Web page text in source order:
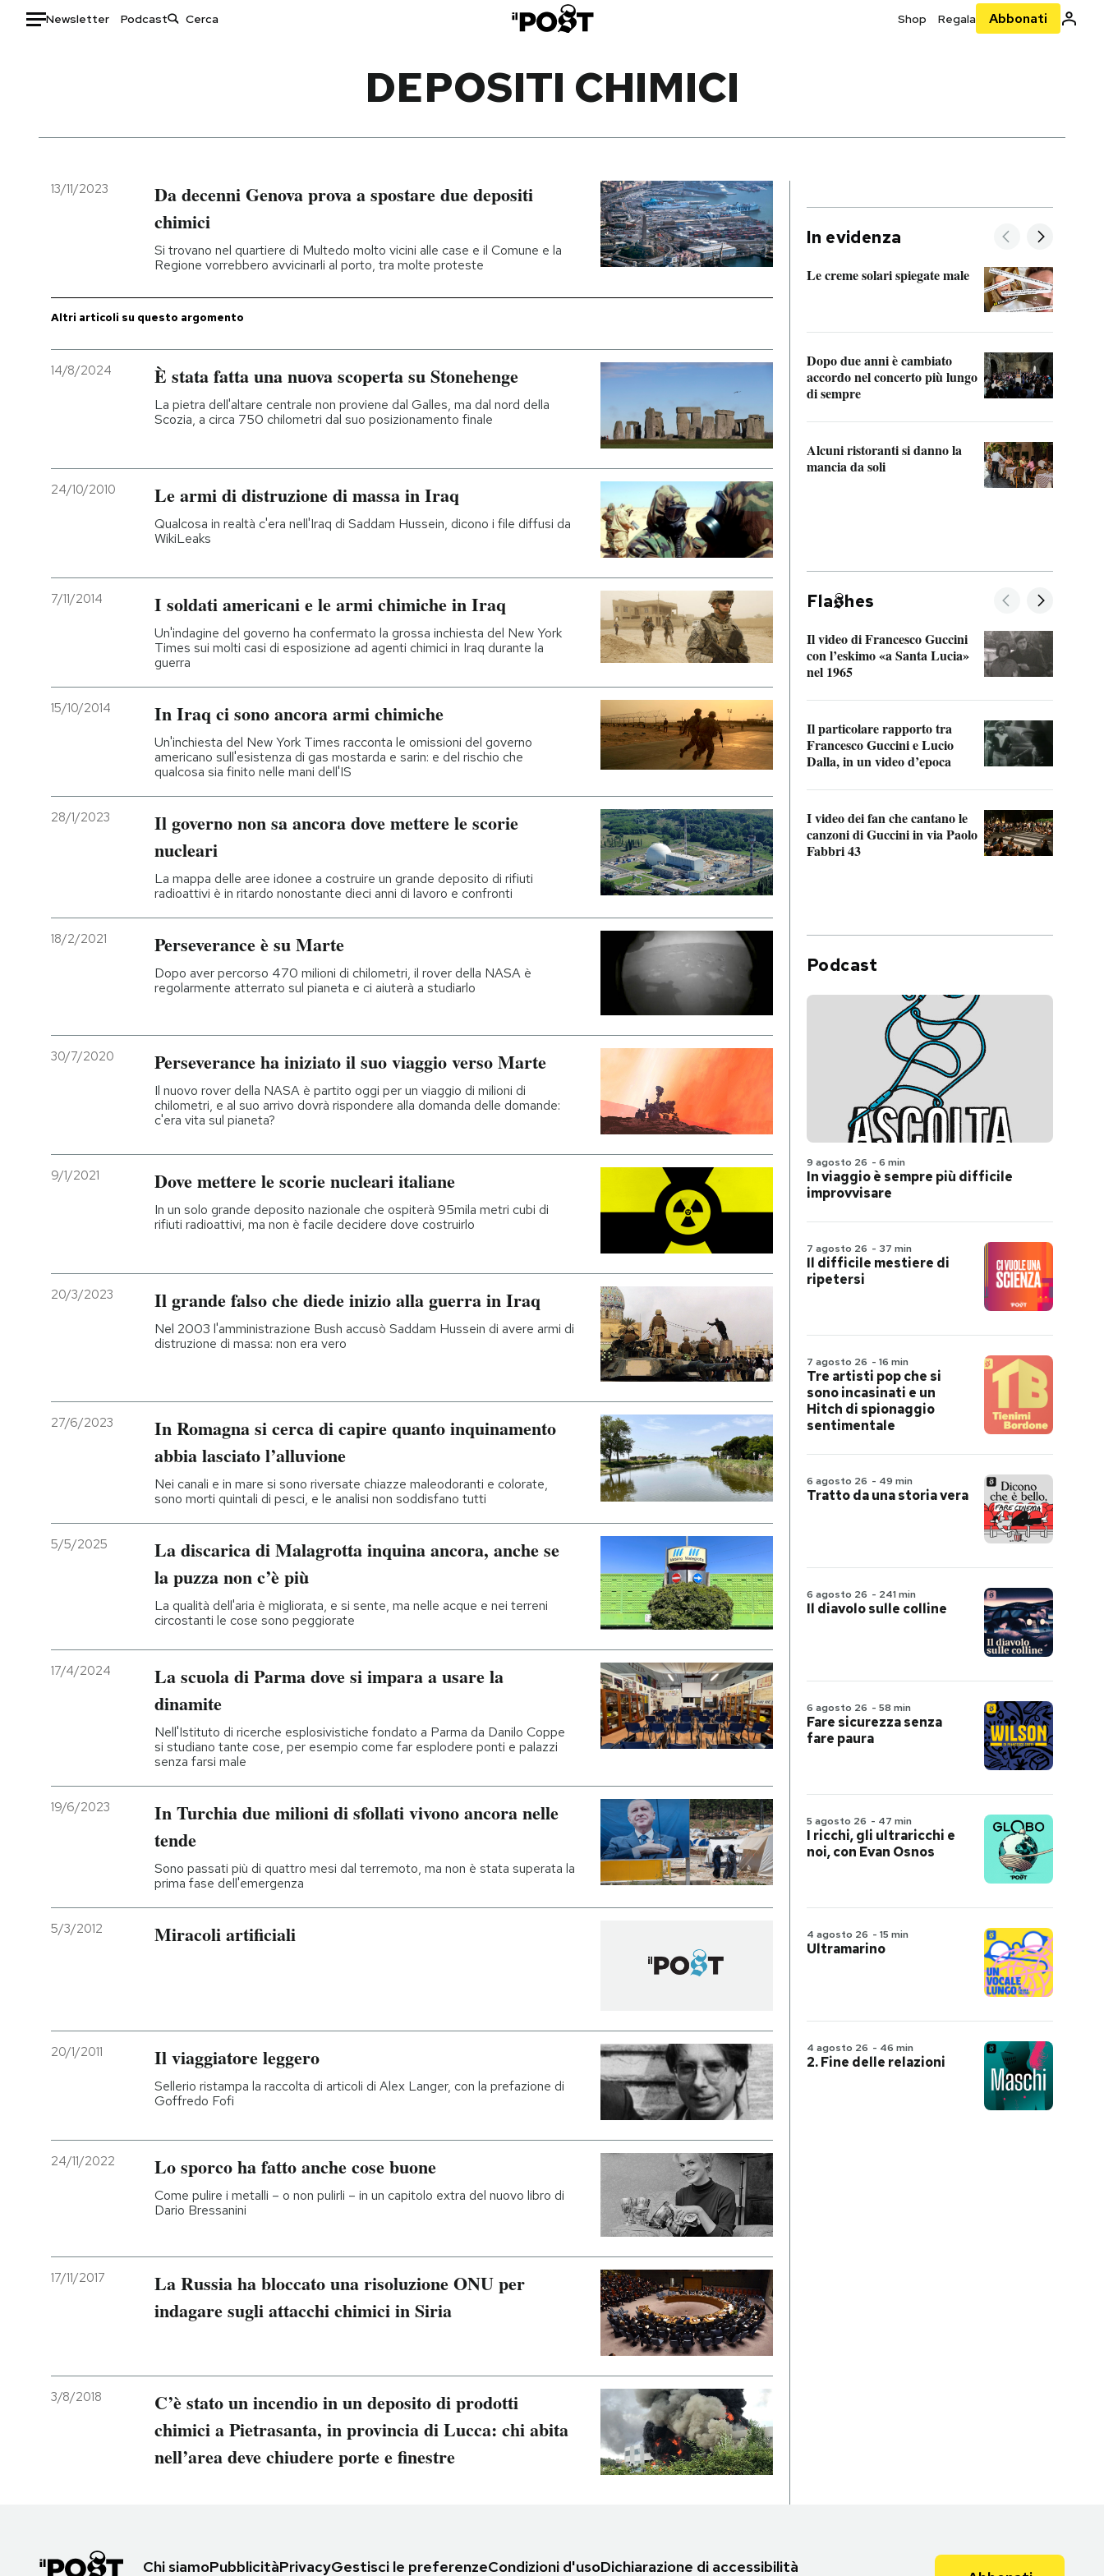
Newsletter Podcast Shop Regala Abbonati
Italia
Politica
Moda
Ok Boomer!
Media
AREA PERSONALE
Entra
DEPOSITI CHIMICI
13/11/2023
Da decenni Genova prova a spostare due depositi
chimici
Si trovano nel quartiere di Multedo molto vicini alle case e il Comune e la
Regione vorrebbero avvicinarli al porto, tra molte proteste
Altri articoli su questo argomento
14/8/2024 È stata fatta una nuova scoperta su Stonehenge
La pietra dell'altare centrale non proviene dal Galles, ma dal nord della
Scozia, a circa 750 chilometri dal suo posizionamento finale
24/10/2010 Le armi di distruzione di massa in Iraq
Qualcosa in realtà c'era nell'Iraq di Saddam Hussein, dicono i file diffusi da
WikiLeaks
7/11/2014 I soldati americani e le armi chimiche in Iraq
Un'indagine del governo ha confermato la grossa inchiesta del New York
Times sui molti casi di esposizione ad agenti chimici in Iraq durante la
guerra
15/10/2014 In Iraq ci sono ancora armi chimiche
Un'inchiesta del New York Times racconta le omissioni del governo
americano sull'esistenza di gas mostarda e sarin: e del rischio che
qualcosa sia finito nelle mani dell'IS
28/1/2023
Il governo non sa ancora dove mettere le scorie
nucleari
La mappa delle aree idonee a costruire un grande deposito di rifiuti
radioattivi è in ritardo nonostante dieci anni di lavoro e confronti
18/2/2021 Perseverance è su Marte
Dopo aver percorso 470 milioni di chilometri, il rover della NASA è
regolarmente atterrato sul pianeta e ci aiuterà a studiarlo
30/7/2020 Perseverance ha iniziato il suo viaggio verso Marte
Il nuovo rover della NASA è partito oggi per un viaggio di milioni di
chilometri, e al suo arrivo dovrà rispondere alla domanda delle domande:
c'era vita sul pianeta?
9/1/2021 Dove mettere le scorie nucleari italiane
In un solo grande deposito nazionale che ospiterà 95mila metri cubi di
rifiuti radioattivi, ma non è facile decidere dove costruirlo
20/3/2023 Il grande falso che diede inizio alla guerra in Iraq
Nel 2003 l'amministrazione Bush accusò Saddam Hussein di avere armi di
distruzione di massa: non era vero
27/6/2023
In Romagna si cerca di capire quanto inquinamento
abbia lasciato l’alluvione
Nei canali e in mare si sono riversate chiazze maleodoranti e colorate,
sono morti quintali di pesci, e le analisi non soddisfano tutti
5/5/2025
La discarica di Malagrotta inquina ancora, anche se
la puzza non c’è più
La qualità dell'aria è migliorata, e si sente, ma nelle acque e nei terreni
circostanti le cose sono peggiorate
17/4/2024
La scuola di Parma dove si impara a usare la
dinamite
Nell'Istituto di ricerche esplosivistiche fondato a Parma da Danilo Coppe
si studiano tante cose, per esempio come far esplodere ponti e palazzi
senza farsi male
19/6/2023
In Turchia due milioni di sfollati vivono ancora nelle
tende
Sono passati più di quattro mesi dal terremoto, ma non è stata superata la
prima fase dell'emergenza
5/3/2012 Miracoli artificiali
20/1/2011 Il viaggiatore leggero
Sellerio ristampa la raccolta di articoli di Alex Langer, con la prefazione di
Goffredo Fofi
24/11/2022 Lo sporco ha fatto anche cose buone
Come pulire i metalli – o non pulirli – in un capitolo extra del nuovo libro di
Dario Bressanini
17/11/2017
La Russia ha bloccato una risoluzione ONU per
indagare sugli attacchi chimici in Siria
3/8/2018
C’è stato un incendio in un deposito di prodotti
chimici a Pietrasanta, in provincia di Lucca: chi abita
nell’area deve chiudere porte e finestre
In evidenza
Le creme solari spiegate male
Dopo due anni è cambiato
accordo nel concerto più lungo
di sempre
Alcuni ristoranti si danno la
mancia da soli
Fla hes
Il video di Francesco Guccini
con l’eskimo «a Santa Lucia»
nel 1965
Il particolare rapporto tra
Francesco Guccini e Lucio
Dalla, in un video d’epoca
I video dei fan che cantano le
canzoni di Guccini in via Paolo
Fabbri 43
Podcast
9 agosto 26 - 6 min
In viaggio è sempre più difficile
improvvisare
7 agosto 26 - 37 min
Il difficile mestiere di
ripetersi
7 agosto 26 - 16 min
Tre artisti pop che si
sono incasinati e un
Hitch di spionaggio
sentimentale
6 agosto 26 - 49 min
Tratto da una storia vera
6 agosto 26 - 241 min
Il diavolo sulle colline
6 agosto 26 - 58 min
Fare sicurezza senza
fare paura
5 agosto 26 - 47 min
I ricchi, gli ultraricchi e
noi, con Evan Osnos
4 agosto 26 - 15 min
Ultramarino
4 agosto 26 - 46 min
2. Fine delle relazioni
Chi siamoPubblicitàPrivacyGestisci le preferenzeCondizioni d'usoDichiarazione di accessibilità